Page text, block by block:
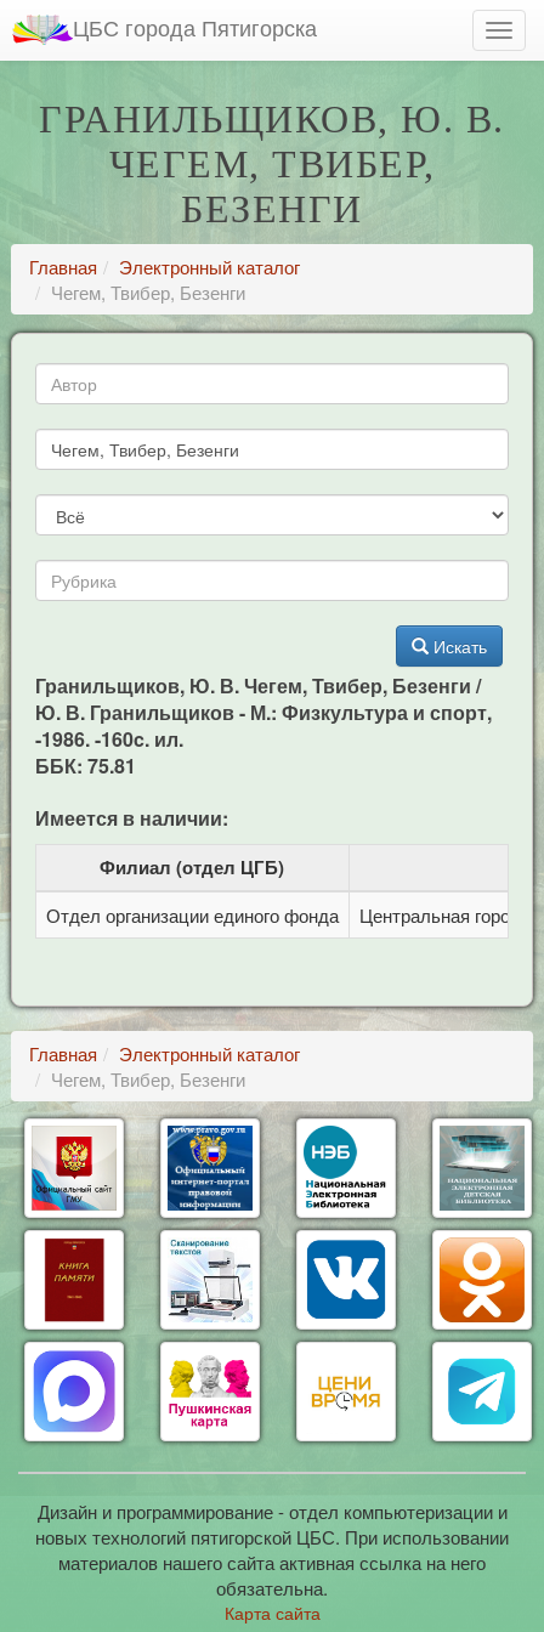
ЦБС города Пятигорска
ГРАНИЛЬЩИКОВ, Ю. В.
ЧЕГЕМ, ТВИБЕР,
БЕЗЕНГИ
Главная
Электронный каталог
Чегем, Твибер, Безенги
Искать
Гранильщиков, Ю. В. Чегем, Твибер, Безенги /
Ю. В. Гранильщиков - М.: Физкультура и спорт,
-1986. -160c. ил.
ББК: 75.81
Имеется в наличии:
Филиал (отдел ЦГБ)
Отдел организации единого фонда Центральная
Главная
Электронный каталог
Чегем, Твибер, Безенги
Дизайн и программирование - отдел компьютеризации и
новых технологий пятигорской ЦБС. При использовании
материалов нашего сайта активная ссылка на него
обязательна.
Карта сайта